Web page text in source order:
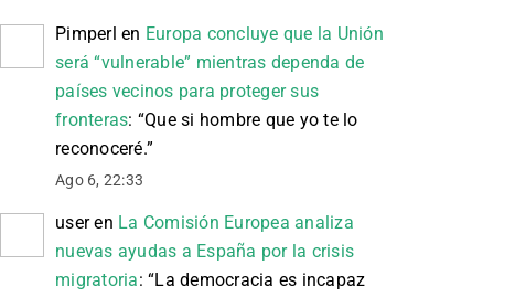
Pimperl en Europa concluye que la Unión
será “vulnerable” mientras dependa de
países vecinos para proteger sus
fronteras: “Que si hombre que yo te lo
reconoceré.”
Ago 6, 22:33
useren La Comisión Europea analiza
nuevas ayudas a España por la crisis
migratoria: “La democracia es incapaz